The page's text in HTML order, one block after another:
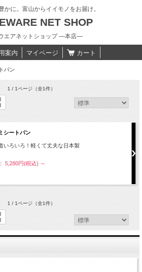
かに。富山からイイモノをお届け。
NET SHOP
エアネットショップ ―本店―
案内 マイページ カート
パン
1 / 1ページ（全1件）
シートパン
いろいろ！軽くて丈夫な日本製
5,280円(税込) ～
1 / 1ページ（全1件）